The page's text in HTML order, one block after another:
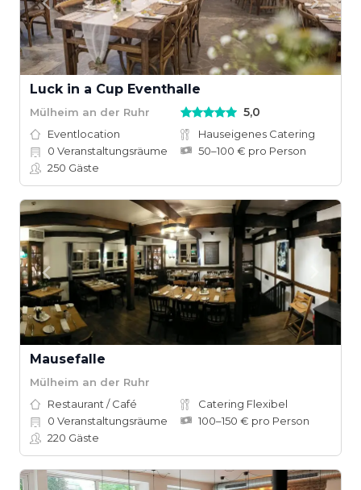
Luck in a Cup Eventhalle
Mülheim an der Ruhr 5,0
Eventlocation
Hauseigenes Catering
0 Veranstaltungsräume
50–100 € pro Person
250 Gäste
Mausefalle
Mülheim an der Ruhr
Restaurant / Café
Catering Flexibel
0 Veranstaltungsräume
100–150 € pro Person
220 Gäste